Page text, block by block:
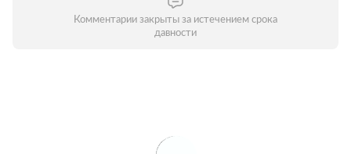
Комментарии закрыты за истечением срока
давности